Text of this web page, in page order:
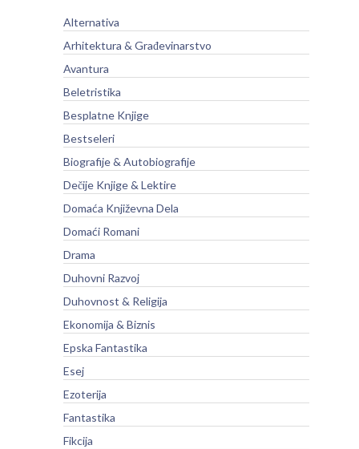
Alternativa
Arhitektura & Građevinarstvo
Avantura
Beletristika
Besplatne Knjige
Bestseleri
Biografije & Autobiografije
Dečije Knjige & Lektire
Domaća Književna Dela
Domaći Romani
Drama
Duhovni Razvoj
Duhovnost & Religija
Ekonomija & Biznis
Epska Fantastika
Esej
Ezoterija
Fantastika
Fikcija